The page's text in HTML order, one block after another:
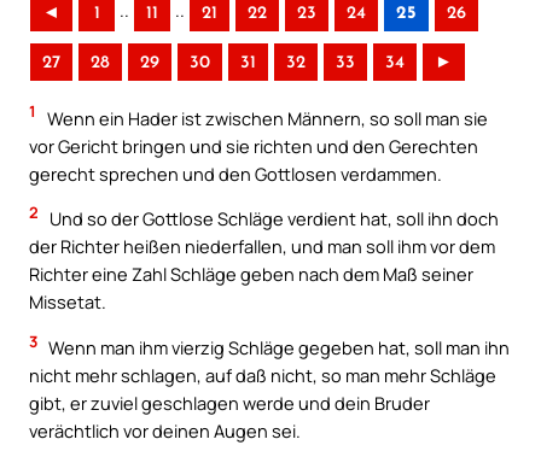
◄ 1 .. 11 .. 21 22 23 24 25 26
27 28 29 30 31 32 33 34 ►
1
Wenn ein Hader ist zwischen Männern, so soll man sie
vor Gericht bringen und sie richten und den Gerechten
gerecht sprechen und den Gottlosen verdammen.
2
Und so der Gottlose Schläge verdient hat, soll ihn doch
der Richter heißen niederfallen, und man soll ihm vor dem
Richter eine Zahl Schläge geben nach dem Maß seiner
Missetat.
3 Wenn man ihm vierzig Schläge gegeben hat, soll man ihn
nicht mehr schlagen, auf daß nicht, so man mehr Schläge
gibt, er zuviel geschlagen werde und dein Bruder
verächtlich vor deinen Augen sei.